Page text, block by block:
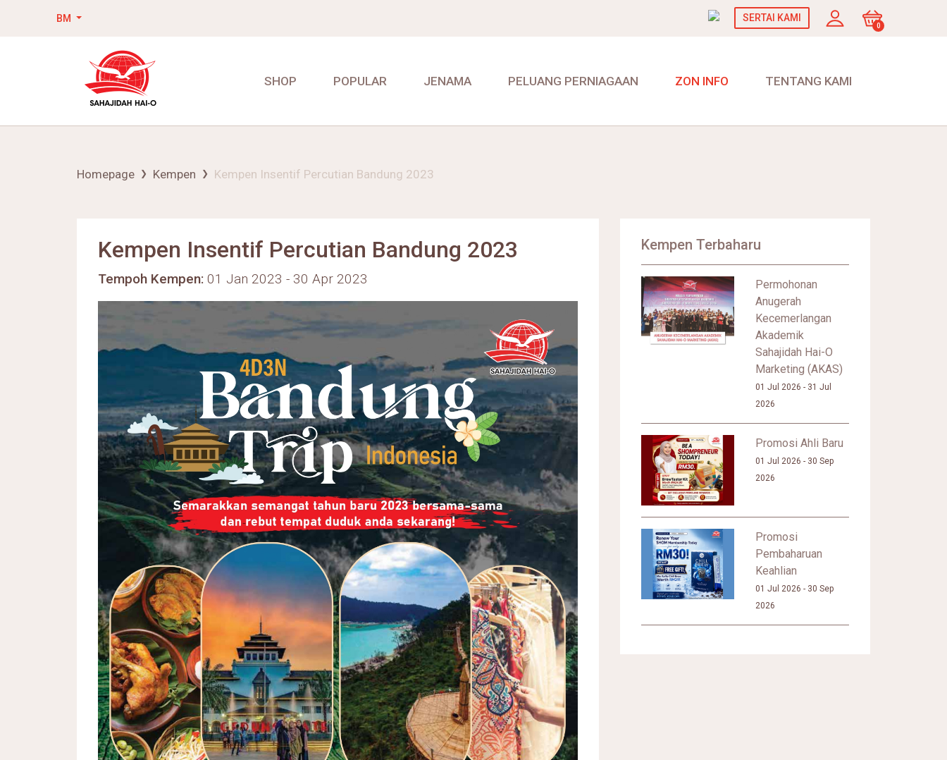
BM SERTAI KAMI
0
SHOP POPULAR JENAMA PELUANG PERNIAGAAN ZON INFO TENTANG KAMI
Homepage Kempen Kempen Insentif Percutian Bandung 2023
Kempen Insentif Percutian Bandung 2023
Tempoh Kempen: 01 Jan 2023 - 30 Apr 2023
Kempen Terbaharu
Permohonan
Anugerah
Kecemerlangan
Akademik
Sahajidah Hai-O
Marketing (AKAS)
01 Jul 2026 - 31 Jul
2026
Promosi Ahli Baru
01 Jul 2026 - 30 Sep
2026
Promosi
Pembaharuan
Keahlian
01 Jul 2026 - 30 Sep
2026